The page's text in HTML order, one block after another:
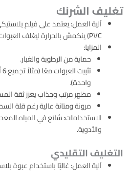
تغليف الشرنك
آلية العمل: يعتمد على فيلم
PVC) ينكمش بالحرارة ليغلف العبوات بإحكام.
المزايا:
حماية من الرطوبة والغبار.
واحدة).
مظهر مرتب وجذاب يعزز ثقة
مرونة ومتانة عالية رغم قلة
الاستخدامات: شائع في المياه
والأدوية.
التغليف التقليدي
آلية العمل: غالبًا باستخدام عبوة